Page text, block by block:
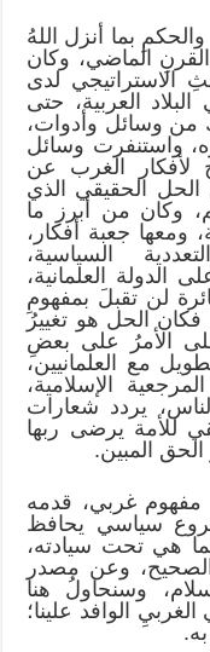
بما أنزل اللهُ
القرنِ الماضي، وكان
الاستراتيجي لدى
العربية، حتى
من وسائل وأدوات،
واستنفرت وسائل
لأفكار الغرب عن
الحل الحقيقي الذي
وكان من أبرز ما
ومعها جعبة أفكار،
السياسية،
الدولة العلمانية،
لن تقبلَ بمفهومِ
فكان الحل هو تغييرُ
الأمرُ على بعضِ
مع العلمانيين،
الإسلامية،
يردد شعارات
للأمة يرضى ربها
المبين.
مفهوم غربي، قدمه
سياسي يحافظ
هي تحت سيادته،
وعن مصدر
وسنحاولُ هنا
الوافد علينا؛